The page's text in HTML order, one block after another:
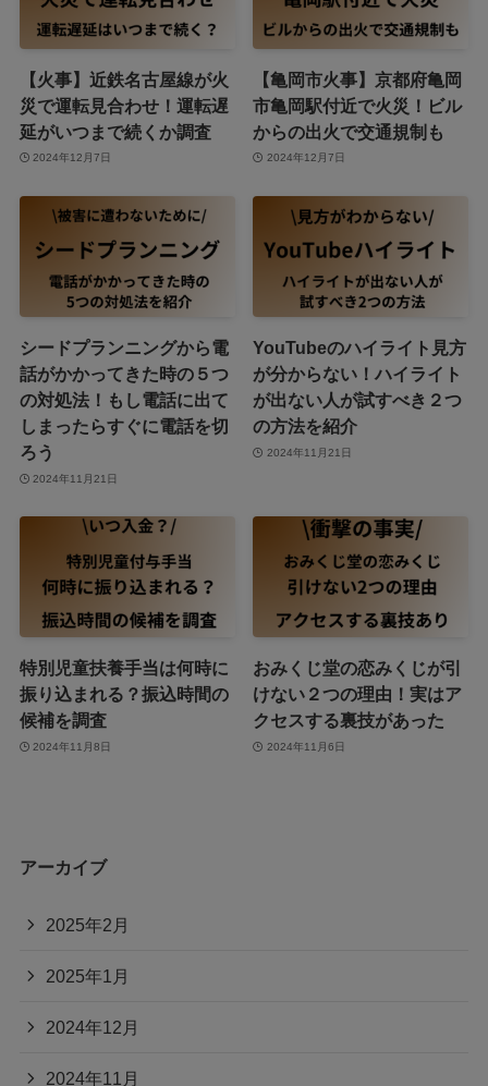
【火事】近鉄名古屋線が火
災で運転見合わせ！運転遅
延がいつまで続くか調査
2024年12月7日
【亀岡市火事】京都府亀岡
市亀岡駅付近で火災！ビル
からの出火で交通規制も
2024年12月7日
シードプランニングから電
話がかかってきた時の５つ
の対処法！もし電話に出て
しまったらすぐに電話を切
ろう
2024年11月21日
YouTubeのハイライト見方
が分からない！ハイライト
が出ない人が試すべき２つ
の方法を紹介
2024年11月21日
特別児童扶養手当は何時に
振り込まれる？振込時間の
候補を調査
2024年11月8日
おみくじ堂の恋みくじが引
けない２つの理由！実はア
クセスする裏技があった
2024年11月6日
アーカイブ
2025年2月
2025年1月
2024年12月
2024年11月